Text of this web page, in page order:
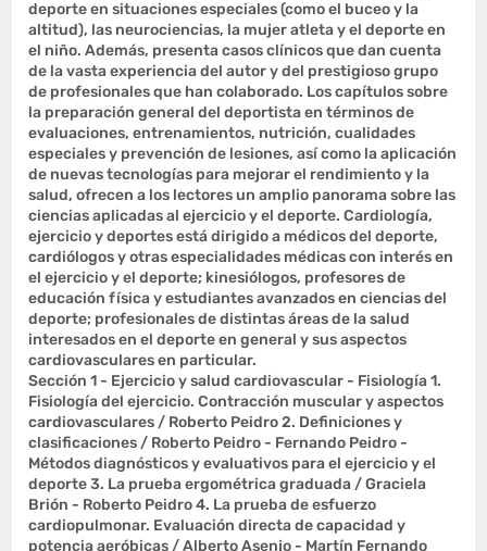
deporte en situaciones especiales (como el buceo y la
altitud), las neurociencias, la mujer atleta y el deporte en
el niño. Además, presenta casos clínicos que dan cuenta
de la vasta experiencia del autor y del prestigioso grupo
de profesionales que han colaborado. Los capítulos sobre
la preparación general del deportista en términos de
evaluaciones, entrenamientos, nutrición, cualidades
especiales y prevención de lesiones, así como la aplicación
de nuevas tecnologías para mejorar el rendimiento y la
salud, ofrecen a los lectores un amplio panorama sobre las
ciencias aplicadas al ejercicio y el deporte. Cardiología,
ejercicio y deportes está dirigido a médicos del deporte,
cardiólogos y otras especialidades médicas con interés en
el ejercicio y el deporte; kinesiólogos, profesores de
educación física y estudiantes avanzados en ciencias del
deporte; profesionales de distintas áreas de la salud
interesados en el deporte en general y sus aspectos
cardiovasculares en particular.
Sección 1 - Ejercicio y salud cardiovascular - Fisiología 1.
Fisiología del ejercicio. Contracción muscular y aspectos
cardiovasculares / Roberto Peidro 2. Definiciones y
clasificaciones / Roberto Peidro - Fernando Peidro -
Métodos diagnósticos y evaluativos para el ejercicio y el
deporte 3. La prueba ergométrica graduada / Graciela
Brión - Roberto Peidro 4. La prueba de esfuerzo
cardiopulmonar. Evaluación directa de capacidad y
potencia aeróbicas / Alberto Asenjo - Martín Fernando